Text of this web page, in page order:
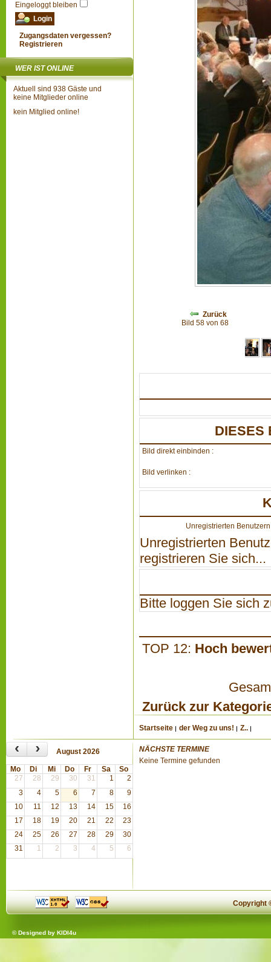
Eingeloggt bleiben
Zugangsdaten vergessen?
Registrieren
WER IST ONLINE
Aktuell sind 938 Gäste und
keine Mitglieder online
kein Mitglied online!
Zurück
Bild 58 von 68
DIESES
Bild direkt einbinden :
Bild verlinken :
Unregistrierten
Unregistrierten
registrieren Sie sich...
Bitte loggen Sie sich
TOP 12: Hoch
Zurück zur
Startseite der Weg zu uns! Z..
‹ › August 2026
Mo Di Mi Do Fr Sa
So
27
28 29 30 31 1
2
3
4 5 6 7 8
9
10
11 12 13 14 15
16
17
18 19 20 21 22
23
24
25 26 27 28 29
30
31
1 2 3 4 5 6
NÄCHSTE TERMINE
Keine Termine gefunden
Copyright
© Designed by KIDI4u